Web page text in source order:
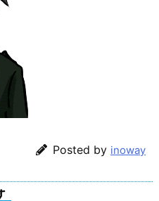
Posted by inoway